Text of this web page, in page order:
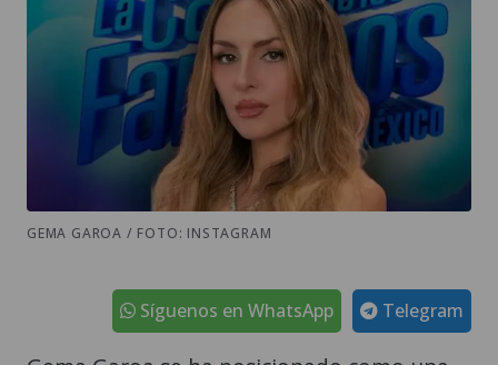
GEMA GAROA / FOTO: INSTAGRAM
Telegram
Síguenos en WhatsApp